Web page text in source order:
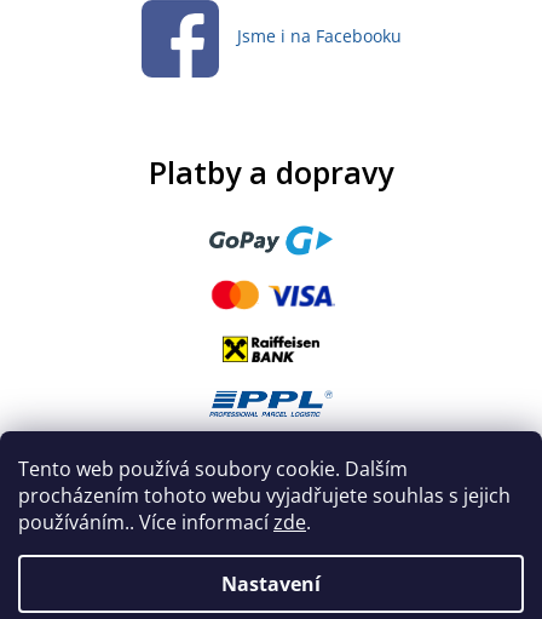
Tento web používá soubory cookie. Dalším
procházením tohoto webu vyjadřujete souhlas s jejich
používáním.. Více informacízde.
Nastavení
Jsme i na Facebooku
Platby a dopravy
Vytvořil Shoptet |Nakódoval eshopGuru